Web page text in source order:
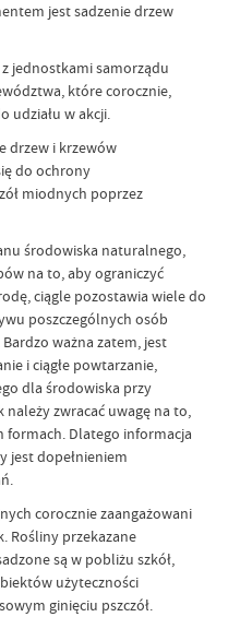
jest sadzenie drzew
jednostkami samorządu
które corocznie,
udziału w akcji.
drzew i krzewów
do ochrony
miodnych poprzez
środowiska naturalnego,
na to, aby ograniczyć
ciągle pozostawia wiele do
poszczególnych osób
ważna zatem, jest
i ciągłe powtarzanie,
dla środowiska przy
należy zwracać uwagę na to,
formach. Dlatego informacja
jest dopełnieniem
corocznie zaangażowani
Rośliny przekazane
są w pobliżu szkół,
użyteczności
ginięciu pszczół.